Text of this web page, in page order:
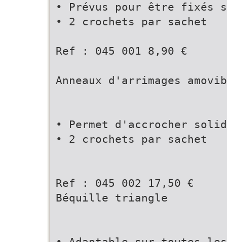
• Prévus pour être fixés
• 2 crochets par sachet
Ref : 045 001 8,90 €
Anneaux d'arrimages
• Permet d'accrocher
• 2 crochets par sachet
Ref : 045 002 17,50 €
Béquille triangle